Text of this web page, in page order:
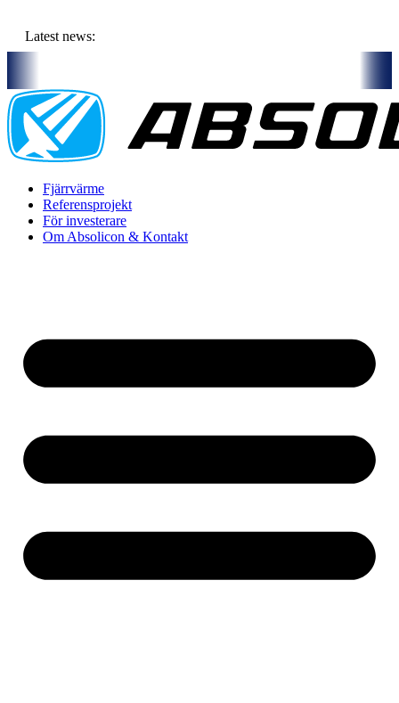
innehåll
Latest news:
Fjärrvärme
Referensprojekt
För investerare
Om Absolicon & Kontakt